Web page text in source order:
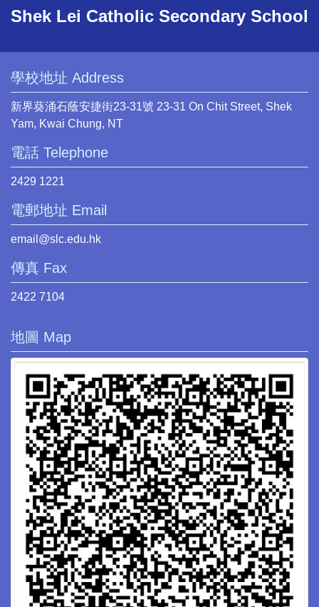
Shek Lei Catholic Secondary School
學校地址 Address
新界葵涌石蔭安捷街23-31號 23-31 On Chit Street, Shek
Yam, Kwai Chung, NT
電話 Telephone
2429 1221
電郵地址 Email
email@slc.edu.hk
傳真 Fax
2422 7104
地圖 Map